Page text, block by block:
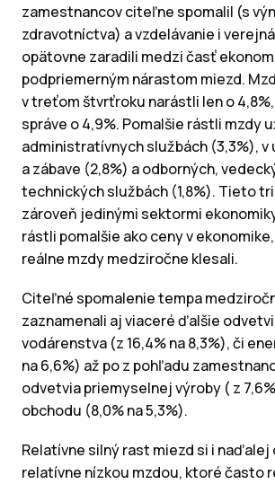
zamestnancov citeľne spomalil (s
zdravotníctva) a vzdelávanie i
opätovne zaradili medzi časť
podpriemerným nárastom miezd.
v treťom štvrťroku narástli len o
správe o 4,9%. Pomalšie rástli mzdy
administratívnych službách (3,3%), v
a zábave (2,8%) a odborných,
technických službách (1,8%). Tieto
zároveň jedinými sektormi
rástli pomalšie ako ceny v
reálne mzdy medziročne klesali.
Citeľné spomalenie tempa
zaznamenali aj viaceré ďalšie
vodárenstva (z 16,4% na 8,3%), či
na 6,6%) až po z pohľadu
odvetvia priemyselnej výroby ( z
obchodu (8,0% na 5,3%).
Relatívne silný rast miezd si i
relatívne nízkou mzdou, ktoré často